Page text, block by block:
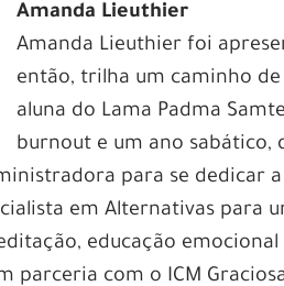
Amanda Lieuthier
Amanda Lieuthier foi
então, trilha um caminho
aluna do Lama Padma
burnout e um ano
para se dedicar
em Alternativas para
educação
parceria com o ICM